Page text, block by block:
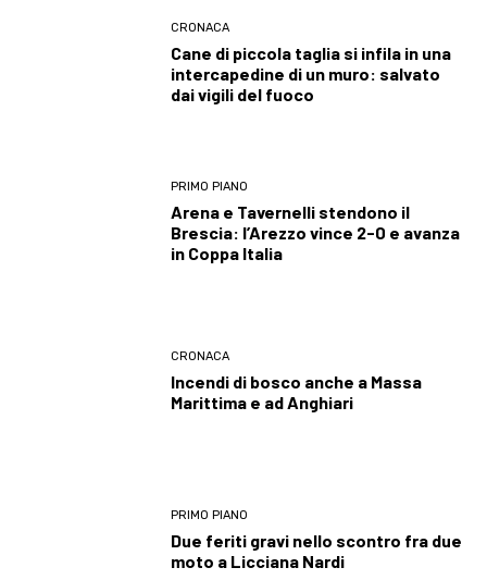
CRONACA
Cane di piccola taglia si infila in una
intercapedine di un muro: salvato
dai vigili del fuoco
PRIMO PIANO
Arena e Tavernelli stendono il
Brescia: l’Arezzo vince 2-0 e avanza
in Coppa Italia
CRONACA
Incendi di bosco anche a Massa
Marittima e ad Anghiari
PRIMO PIANO
Due feriti gravi nello scontro fra due
moto a Licciana Nardi